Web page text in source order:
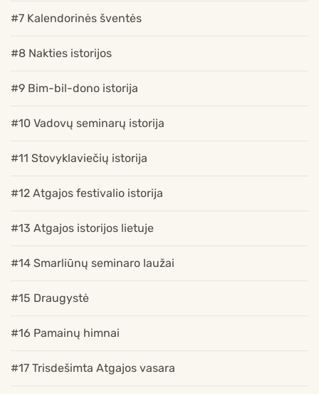
#7 Kalendorinės šventės
#8 Nakties istorijos
#9 Bim-bil-dono istorija
#10 Vadovų seminarų istorija
#11 Stovyklaviečių istorija
#12 Atgajos festivalio istorija
#13 Atgajos istorijos lietuje
#14 Smarliūnų seminaro laužai
#15 Draugystė
#16 Pamainų himnai
#17 Trisdešimta Atgajos vasara